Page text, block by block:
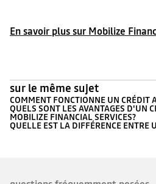
En savoir plus sur Mobilize
sur le même sujet
COMMENT FONCTIONNE UN CRÉDIT
QUELS SONT LES AVANTAGES D'UN
MOBILIZE FINANCIAL SERVICES?
QUELLE EST LA DIFFÉRENCE ENTRE